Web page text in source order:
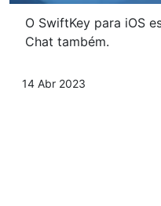
O SwiftKey para iOS
Chat também.
14 Abr 2023